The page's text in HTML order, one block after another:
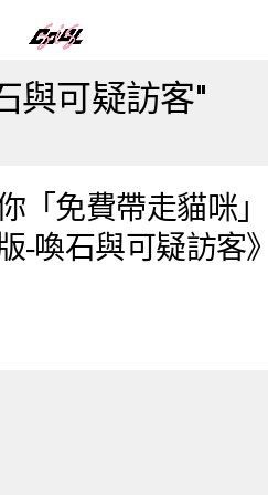
與可疑訪客"
「免費帶走貓咪
-喚石與可疑訪客